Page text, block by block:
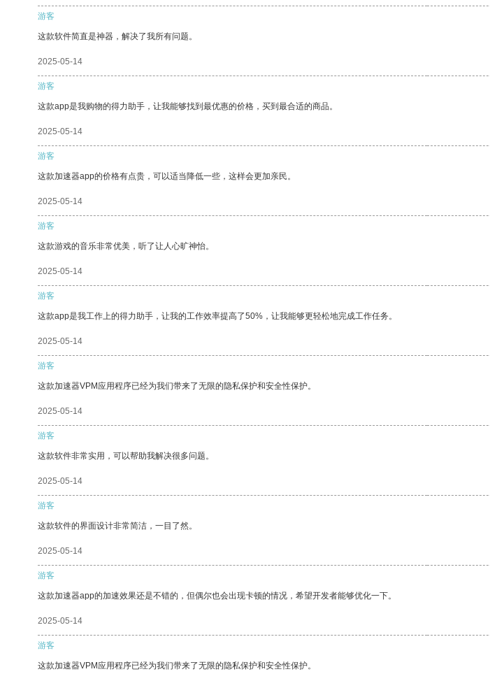
游客
这款软件简直是神器，解决了我所有问题。
2025-05-14
游客
这款app是我购物的得力助手，让我能够找到最优惠的价格，买到最合适的商品。
2025-05-14
游客
这款加速器app的价格有点贵，可以适当降低一些，这样会更加亲民。
2025-05-14
游客
这款游戏的音乐非常优美，听了让人心旷神怡。
2025-05-14
游客
这款app是我工作上的得力助手，让我的工作效率提高了50%，让我能够更轻松地完成工作任务。
2025-05-14
游客
这款加速器VPM应用程序已经为我们带来了无限的隐私保护和安全性保护。
2025-05-14
游客
这款软件非常实用，可以帮助我解决很多问题。
2025-05-14
游客
这款软件的界面设计非常简洁，一目了然。
2025-05-14
游客
这款加速器app的加速效果还是不错的，但偶尔也会出现卡顿的情况，希望开发者能够优化一下。
2025-05-14
游客
这款加速器VPM应用程序已经为我们带来了无限的隐私保护和安全性保护。